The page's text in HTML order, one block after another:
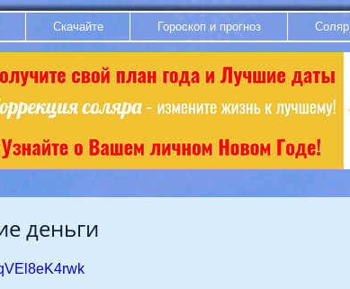
Скачайте Гороскоп и прогноз Соляр
деньги